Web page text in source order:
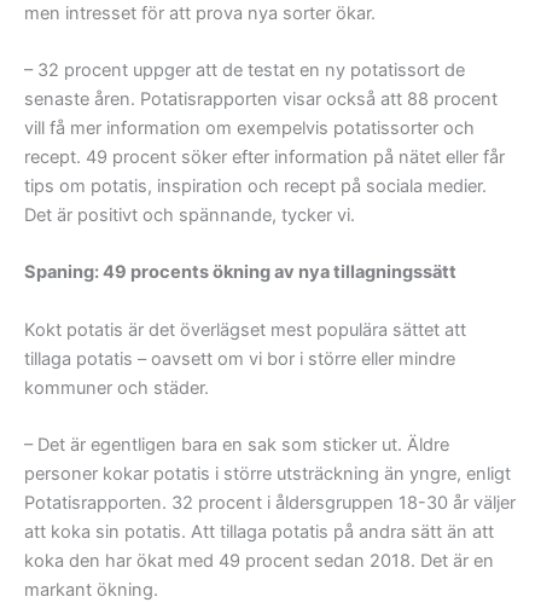
men intresset för att prova nya sorter ökar.
– 32 procent uppger att de testat en ny potatissort de
senaste åren. Potatisrapporten visar också att 88 procent
vill få mer information om exempelvis potatissorter och
recept. 49 procent söker efter information på nätet eller får
tips om potatis, inspiration och recept på sociala medier.
Det är positivt och spännande, tycker vi.
Spaning: 49 procents ökning av nya tillagningssätt
Kokt potatis är det överlägset mest populära sättet att
tillaga potatis – oavsett om vi bor i större eller mindre
kommuner och städer.
– Det är egentligen bara en sak som sticker ut. Äldre
personer kokar potatis i större utsträckning än yngre, enligt
Potatisrapporten. 32 procent i åldersgruppen 18-30 år väljer
att koka sin potatis. Att tillaga potatis på andra sätt än att
koka den har ökat med 49 procent sedan 2018. Det är en
markant ökning.